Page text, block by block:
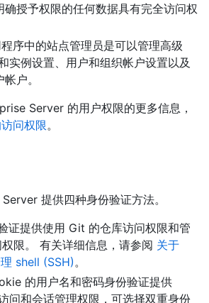
确授予权限的任何数据具有完全访问权
序中的站点管理员是可以管理高级
实例设置、用户和组织帐户设置以及
户。
Server 的用户权限的更多信息，
问权限。
提供四种身份验证方法。
证提供使用 Git 的仓库访问权限和管
限。 有关详细信息，请参阅 关于
shell (SSH) 。
的用户名和密码身份验证提供
问和会话管理权限，可选择双重身份